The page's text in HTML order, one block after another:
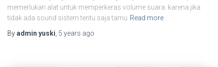
memerlukan alat untuk memperkeras volume suara. karena jika
tidak ada sound sistem tentu saja tamu Read more
Byadmin yuski 5 years ago